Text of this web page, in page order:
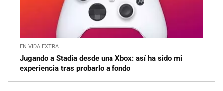
EN VIDA EXTRA
Jugando a Stadia desde una Xbox: así ha sido mi
experiencia tras probarlo a fondo